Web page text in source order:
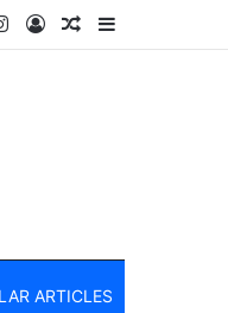
Instagram
Log InRandom Article
Sidebar
ARTICLES